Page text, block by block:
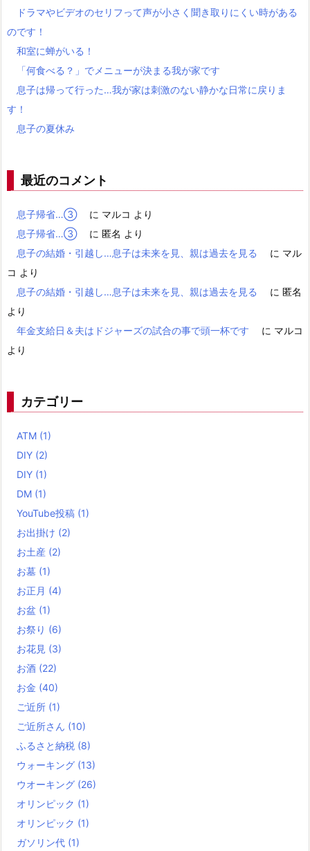
ドラマやビデオのセリフって声が小さく聞き取りにくい時がある
のです！
和室に蝉がいる！
「何食べる？」でメニューが決まる我が家です
息子は帰って行った…我が家は刺激のない静かな日常に戻りま
す！
息子の夏休み
最近のコメント
息子帰省…③ に マルコ より
息子帰省…③
に 匿名 より
息子の結婚・引越し…息子は未来を見、親は過去を見る
に マル
コ より
息子の結婚・引越し…息子は未来を見、親は過去を見る
に 匿名
より
年金支給日＆夫はドジャーズの試合の事で頭一杯です
に マルコ
より
カテゴリー
ATM (1)
DIY (2)
DIY (1)
DM (1)
YouTube投稿 (1)
お出掛け (2)
お土産 (2)
お墓 (1)
お正月 (4)
お盆 (1)
お祭り (6)
お花見 (3)
お酒 (22)
お金 (40)
ご近所 (1)
ご近所さん (10)
ふるさと納税 (8)
ウォーキング (13)
ウオーキング (26)
オリンピック (1)
オリンピック (1)
ガソリン代 (1)